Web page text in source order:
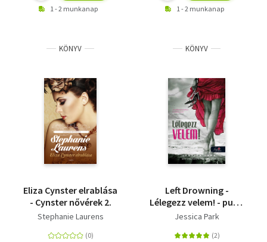
1 - 2 munkanap 1 - 2 munkanap
KÖNYV
Eliza Cynster elrablása
- Cynster nővérek 2.
Stephanie Laurens
KÖNYV
Left Drowning -
Lélegezz velem! - puha
kötés
Jessica Park